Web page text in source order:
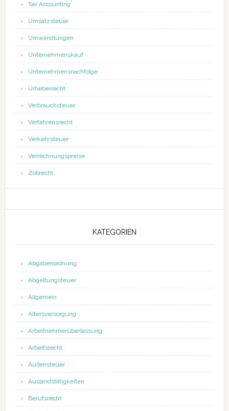
Tax Accounting
Umsatzsteuer
Umwandlungen
Unternehmenskauf
Unternehmensnachfolge
Urheberrecht
Verbrauchsteuer
Verfahrensrecht
Verkehrsteuer
Verrechnungspreise
Zollrecht
KATEGORIEN
Abgabenordnung
Abgeltungsteuer
Allgemein
Altersversorgung
Arbeitnehmerüberlassung
Arbeitsrecht
Außensteuer
Auslandstätigkeiten
Berufsrecht